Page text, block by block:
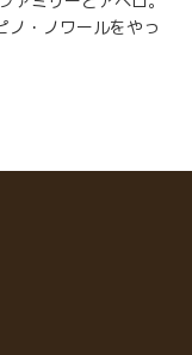
ノ・ノワールをやっ
世界ピノ・ノワー
あるボジョレ・テ
ブルゴーニュと向
は画期的な風味が